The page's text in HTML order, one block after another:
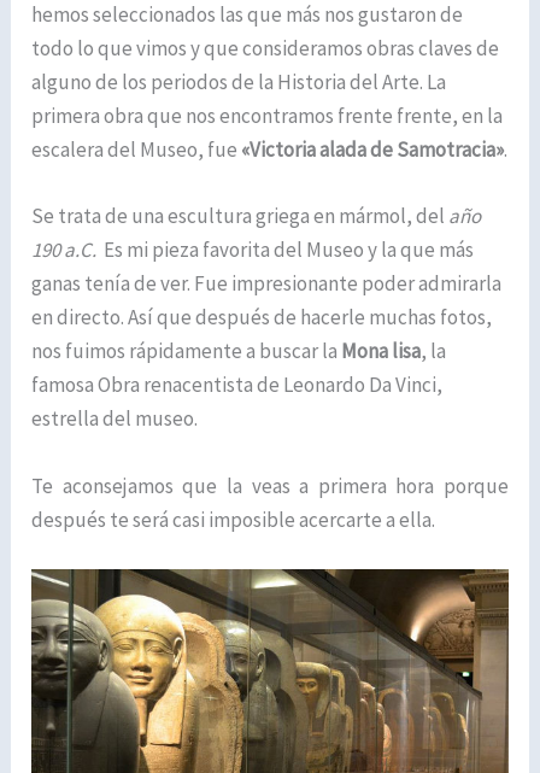
hemos seleccionados las que más nos gustaron de
todo lo que vimos y que consideramos obras claves de
alguno de los periodos de la Historia del Arte. La
primera obra que nos encontramos frente frente, en la
escalera del Museo, fue «Victoria alada de Samotracia».
Se tratade una escultura griega en mármol, del año
190 a.C. Es mi pieza favorita del Museo y la que más
ganas tenía de ver. Fue impresionante poder admirarla
en directo. Así que después de hacerle muchas fotos,
nos fuimos rápidamente a buscar la Mona lisa, la
famosa Obra renacentista de Leonardo Da Vinci,
estrella del museo.
Te aconsejamos que la veas a primera hora porque
después te será casi imposible acercarte a ella.